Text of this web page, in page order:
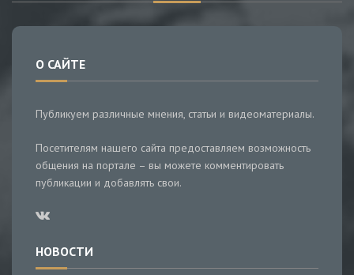
О САЙТЕ
Публикуем различные мнения, статьи и видеоматериалы.
Посетителям нашего сайта предоставляем возможность
общения на портале – вы можете комментировать
публикации и добавлять свои.
НОВОСТИ